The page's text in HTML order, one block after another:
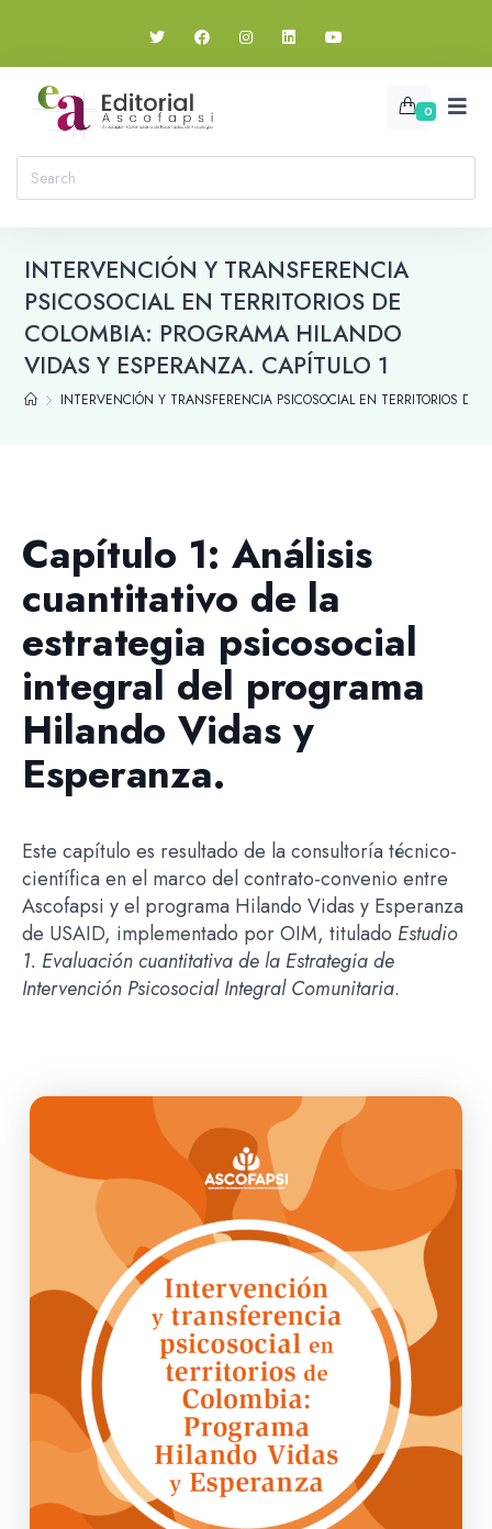
0
INTERVENCIÓN Y TRANSFERENCIA
PSICOSOCIAL EN TERRITORIOS DE
COLOMBIA: PROGRAMA HILANDO
VIDAS Y ESPERANZA. CAPÍTULO 1
INTERVENCIÓN Y TRANSFERENCIA PSICOSOCIAL EN TERRITORIOS
Capítulo 1: Análisis
cuantitativo de la
estrategia psicosocial
integral del programa
Hilando Vidas y
Esperanza.
Este capítulo es resultado de la consultoría técnico-
científica en el marco del contrato-convenio entre
Ascofapsi y el programa Hilando Vidas y Esperanza
de USAID, implementado por OIM, titulado Estudio
1. Evaluación cuantitativa de la Estrategia de
Intervención Psicosocial Integral Comunitaria.